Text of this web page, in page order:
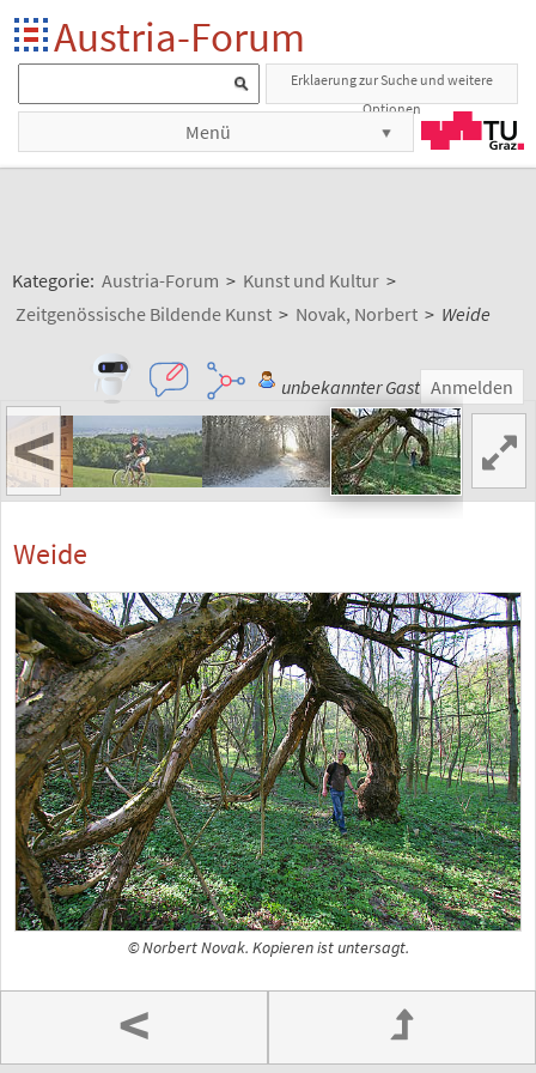
Austria-Forum
Erklaerung zur Suche und weitere
Optionen
Menü
Kategorie: Austria-Forum > Kunst und Kultur >
Zeitgenössische Bildende Kunst > Novak, Norbert > Weide
unbekannter Gast Anmelden
<
Weide
© Norbert Novak. Kopieren ist untersagt.
<